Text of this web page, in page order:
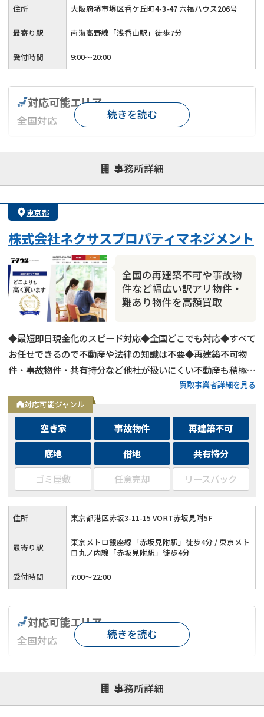
住所 大阪府堺市堺区香ケ丘町4-3-47 六福ハウス206号
最寄り駅 南海高野線「浅香山駅」徒歩7分
受付時間 9:00～20:00
事務所詳細
対応可能エリア
全国対応
対応が親身 オンライン面談可能
レスポンスが早い
1億円以上の買取可
続きを読む
東京都
株式会社ネクサスプロパティマネジメント
全国の再建築不可や事故物
件など幅広い訳アリ物件・
難あり物件を高額買取
◆最短即日現金化のスピード対応◆全国どこでも対応◆すべて
お任せできるので不動産や法律の知識は不要◆再建築不可物
件・事故物件・共有持分など他社が扱いにくい不動産も積極買
取◆残置物・ゴミ屋敷・シロアリ被害がある物件もそのままで
買取
買取事業者詳細を見る
対応可能ジャンル
空き家 事故物件
再建築不可
底地
借地
共有持分
ゴミ屋敷
任意売却 リースバック
住所 東京都港区赤坂3-11-15 VORT赤坂見附5F
最寄り駅
東京メトロ銀座線「赤坂見附駅」徒歩4分 / 東京メト
ロ丸ノ内線「赤坂見附駅」徒歩4分
受付時間 7:00〜22:00
事務所詳細
対応可能エリア
全国対応
対応が親身 オンライン面談可能
レスポンスが早い
1億円以上の買取可
続きを読む